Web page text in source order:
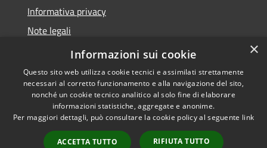
Informativa privacy
Note legali
Dichiarazione di accessibilità
Accessibilità
Copyright © 2026 • Comune di
Ostra Vetere • Powered by
Municipium•
Accesso
×
Informazioni sui cookie
Questo sito web utilizza cookie tecnici e assimilati strettamente
necessari al corretto funzionamento e alla navigazione del sito,
nonché un cookie tecnico analitico al solo fine di elaborare
informazioni statistiche, aggregate e anonime.
Per maggiori dettagli, può consultare la cookie policy al seguente link
ACCETTA TUTTO RIFIUTA TUTTO